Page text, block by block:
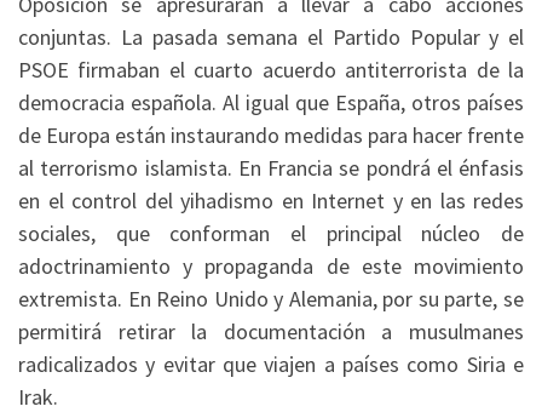
conjuntas. La pasada semana el Partido Popular y el
PSOE firmaban el cuarto acuerdo antiterrorista de la
democracia española. Al igual que España, otros países
de Europa están instaurando medidas para hacer frente
al terrorismo islamista. En Francia se pondrá el énfasis
en el control del yihadismo en Internet y en las redes
sociales, que conforman el principal núcleo de
adoctrinamiento y propaganda de este movimiento
extremista. En Reino Unido y Alemania, por su parte, se
permitirá retirar la documentación a musulmanes
radicalizados y evitar que viajen a países como Siria e
Irak.